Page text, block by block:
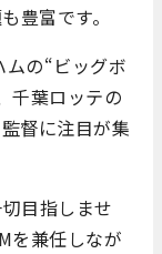
豊富です。
の“ビッグボ
千葉ロッテの
督に注目が集
目指しませ
を兼任しなが